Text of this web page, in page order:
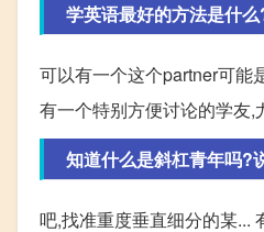
学英语最好的方法是什么
可以有一个这个partner可能
有一个特别方便讨论的学友,
知道什么是斜杠青年吗?
吧,找准重度垂直细分的某...